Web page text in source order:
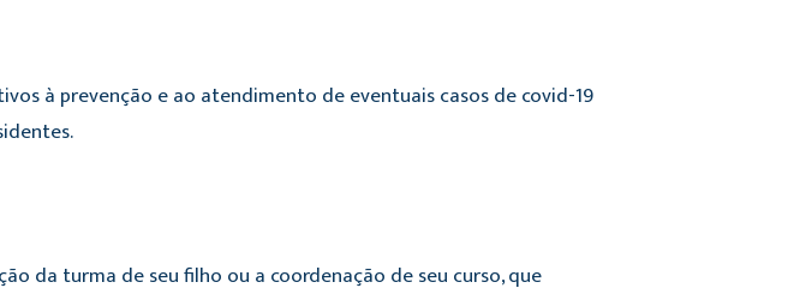
à prevenção e ao atendimento de eventuais casos de covid-19
da turma de seu filho ou a coordenação de seu curso, que